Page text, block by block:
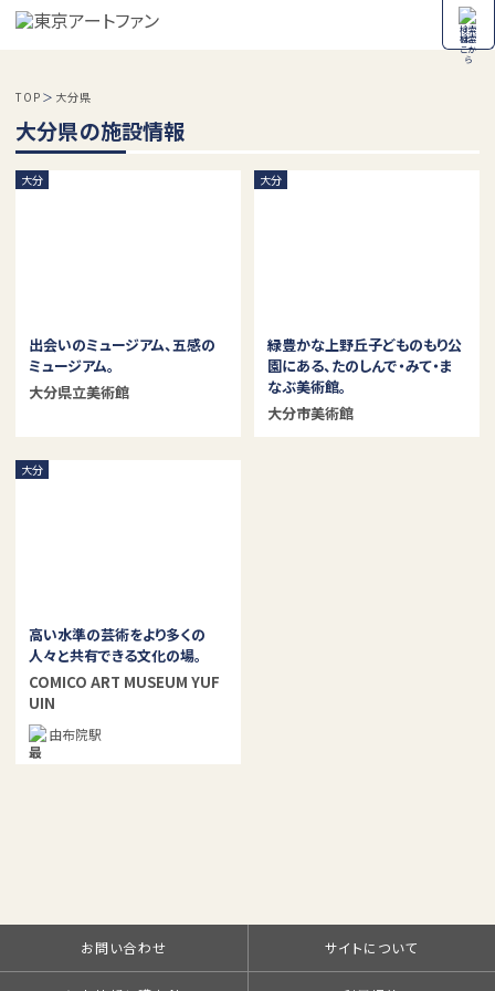
検索
TOP 大分県
大分県の施設情報
大分
出会いのミュージアム、五感の
ミュージアム。
大分県立美術館
大分
緑豊かな上野丘子どものもり公
園にある、たのしんで・みて・ま
なぶ美術館。
大分市美術館
大分
高い水準の芸術をより多くの
人々と共有できる文化の場。
COMICO ART MUSEUM YUF
UIN
由布院駅
お問い合わせ サイトについて